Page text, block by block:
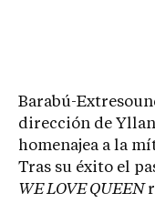
Barabú-
dirección de
homenajea a la
Tras su éxito el
WE LOVE QUEEN